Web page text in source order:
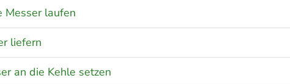
Messer laufen
liefern
an die Kehle setzen